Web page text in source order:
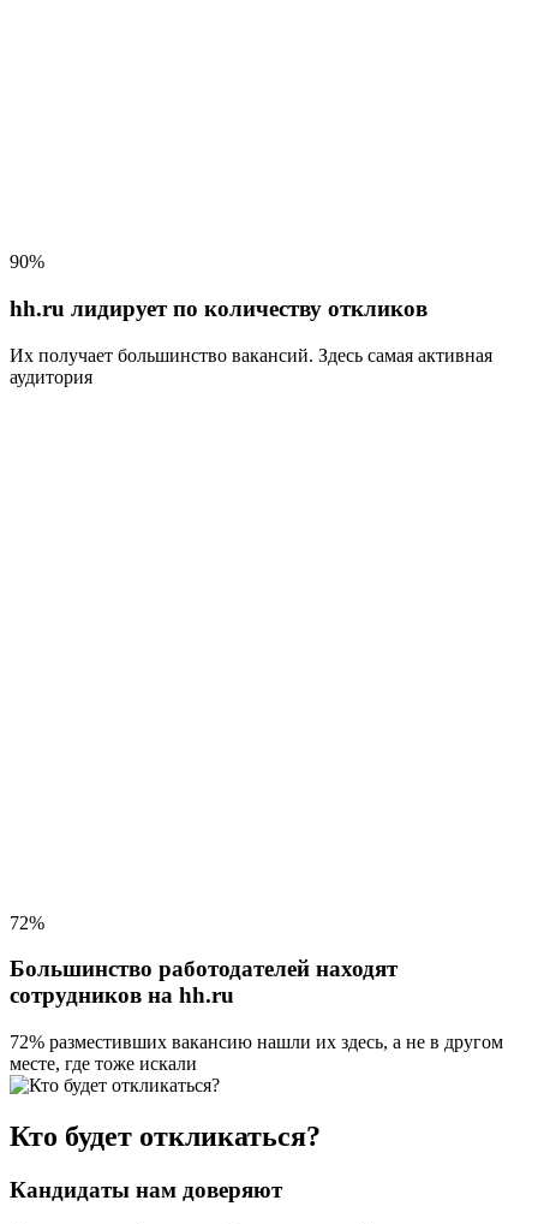
90%
hh.ru лидирует по количеству откликов
Их получает большинство вакансий. Здесь самая активная
аудитория
72%
Большинство работодателей находят
сотрудников на hh.ru
72% разместивших вакансию нашли их здесь, а не в другом
месте, где тоже искали
Кто будет откликаться?
Кандидаты нам доверяют